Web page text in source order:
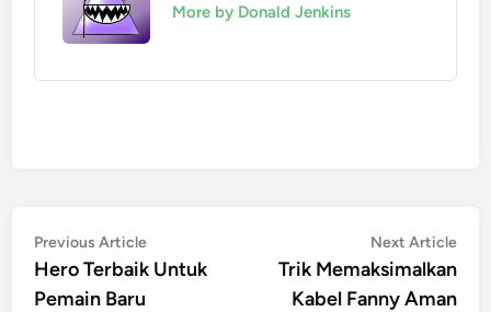
More by Donald Jenkins
Post
navigation
Previous ArticlePrevious
article:
Hero Terbaik Untuk
Pemain Baru
Next Article
Trik Memaksimalkan
Kabel Fanny Aman